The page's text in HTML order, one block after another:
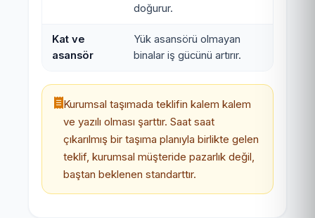
doğurur.
Kat ve
asansör
Yük asansörü olmayan
binalar iş gücünü artırır.
Kurumsal taşımada teklifin kalem kalem
ve yazılı olması şarttır. Saat saat
çıkarılmış bir taşıma planıyla birlikte gelen
teklif, kurumsal müşteride pazarlık değil,
baştan beklenen standarttır.